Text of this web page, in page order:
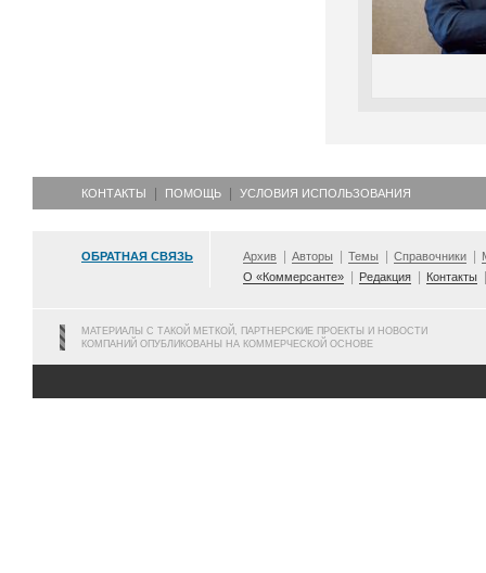
КОНТАКТЫ ПОМОЩЬ УСЛОВИЯ ИСПОЛЬЗОВАНИЯ
ОБРАТНАЯ СВЯЗЬ Архив Авторы Темы Справочники
О «Коммерсанте»
Редакция Контакты
МАТЕРИАЛЫ С ТАКОЙ МЕТКОЙ, ПАРТНЕРСКИЕ ПРОЕКТЫ И НОВОСТИ
КОМПАНИЙ ОПУБЛИКОВАНЫ НА КОММЕРЧЕСКОЙ ОСНОВЕ